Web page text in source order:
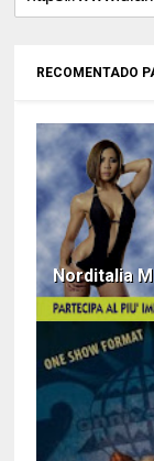
RECOMENTADO
Norditalia